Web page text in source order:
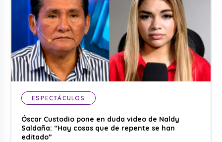
ESPECTÁCULOS
Óscar Custodio pone en duda video de Naldy
Saldaña: “Hay cosas que de repente se han
editado”